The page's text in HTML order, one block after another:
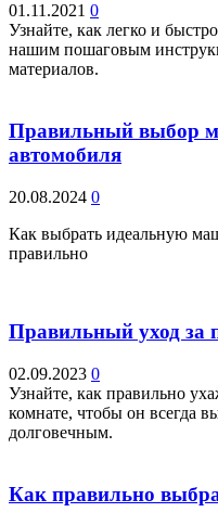
01.11.2021 0
Узнайте, как легко и
нашим пошаговым
материалов.
Правильный выбор
автомобиля
20.08.2024 0
Как выбрать идеальную
правильно
Правильный уход за
02.09.2023 0
Узнайте, как правильно
комнате, чтобы он всегда
долговечным.
Как правильно